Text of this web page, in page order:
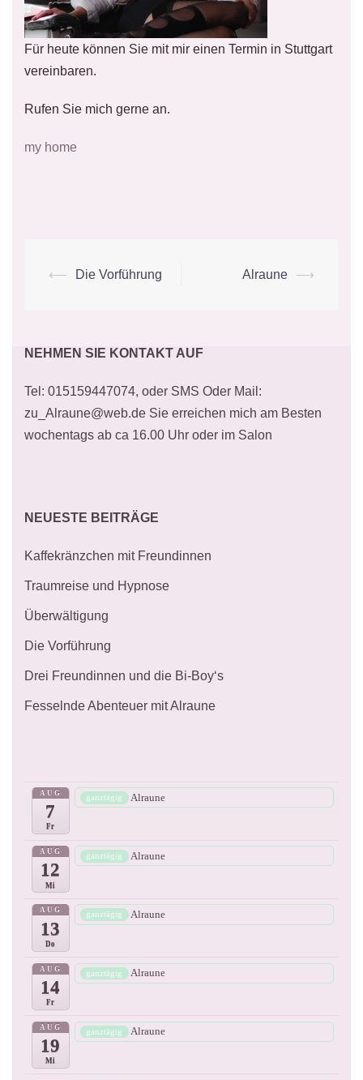
Für heute können Sie mit mir einen Termin in Stuttgart
vereinbaren.
Rufen Sie mich gerne an.
my home
Beitrags-
⟵ Die Vorführung Alraune ⟶
NEHMEN SIE KONTAKT AUF
Tel: 015159447074, oder SMS Oder Mail:
zu_Alraune@web.de Sie erreichen mich am Besten
wochentags ab ca 16.00 Uhr oder im Salon
NEUESTE BEITRÄGE
Kaffekränzchen mit Freundinnen
Traumreise und Hypnose
Überwältigung
Die Vorführung
Drei Freundinnen und die Bi-Boy‘s
Fesselnde Abenteuer mit Alraune
AUG
7
Fr
ganztägig Alraune
AUG
12
Mi
ganztägig Alraune
AUG
13
Do
ganztägig Alraune
AUG
14
Fr
ganztägig Alraune
AUG
19
Mi
ganztägig Alraune